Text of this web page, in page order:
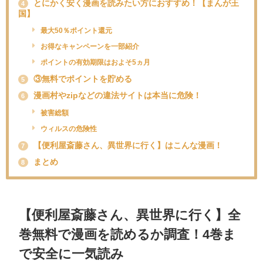
4
とにかく安く漫画を読みたい方におすすめ！【まんが王
国】
最大50％ポイント還元
お得なキャンペーンを一部紹介
ポイントの有効期限はおよそ5ヵ月
5 ③無料でポイントを貯める
6 漫画村やzipなどの違法サイトは本当に危険！
被害総額
ウィルスの危険性
7 【便利屋斎藤さん、異世界に行く】はこんな漫画！
8 まとめ
【便利屋斎藤さん、異世界に行く】全
巻無料で漫画を読めるか調査！4巻ま
で安全に一気読み